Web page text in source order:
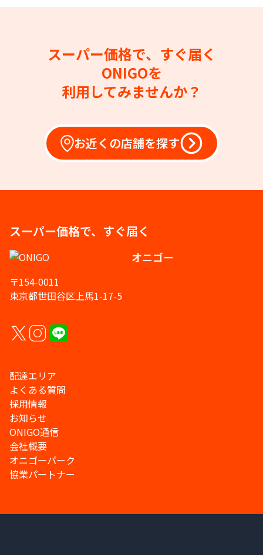
スーパー価格で、すぐ届く
ONIGOを
利用してみませんか？
お近くの店舗を探す
スーパー価格で、すぐ届く
オニゴー
〒154-0011
東京都世田谷区上馬1-17-5
配達エリア
よくある質問
採用情報
お知らせ
ONIGO通信
会社概要
オニゴーパーク
協業パートナー